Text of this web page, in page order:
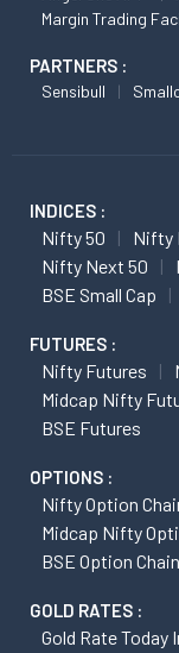
Margin Trading
PARTNERS :
Sensibull
INDICES :
Nifty 50 Nifty
Nifty Next 50
BSE Small Cap
FUTURES :
Nifty Futures
Midcap Nifty
BSE Futures
OPTIONS :
Nifty Option
Midcap Nifty
BSE Option Chain
GOLD RATES :
Gold Rate Today